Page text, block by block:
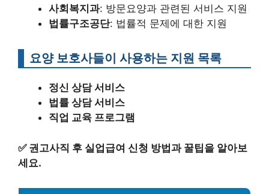
사회복지과: 방문요양과 관련된 서비스 지원
법률구조공단: 법률적 문제에 대한 지원
요양 보호사들이 사용하는 지원 목록
정신 상담 서비스
법률 상담 서비스
직업 교육 프로그램
✅ 권고사직 후 실업급여 신청 방법과 꿀팁을 알아보
세요.